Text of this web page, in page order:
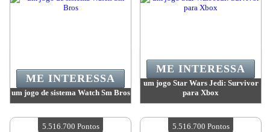
um jogo de sistema Watch Sm Bros
Quantidade disponível:4
ME INTERESSA
um jogo Star Wars Jedi: Survivor
para Xbox
Quantidade disponível:4
ME INTERESSA
5.516.700 Pontos 5.516.700 Pontos